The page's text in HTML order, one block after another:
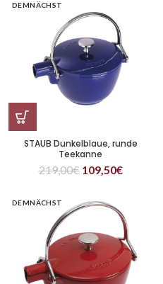
DEMNÄCHST
STAUB Dunkelblaue, runde
Teekanne
219,00€ 109,50€
DEMNÄCHST